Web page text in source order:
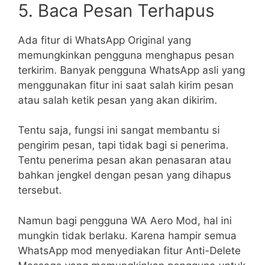
5. Baca Pesan Terhapus
Ada fitur di WhatsApp Original yang
memungkinkan pengguna menghapus pesan
terkirim. Banyak pengguna WhatsApp asli yang
menggunakan fitur ini saat salah kirim pesan
atau salah ketik pesan yang akan dikirim.
Tentu saja, fungsi ini sangat membantu si
pengirim pesan, tapi tidak bagi si penerima.
Tentu penerima pesan akan penasaran atau
bahkan jengkel dengan pesan yang dihapus
tersebut.
Namun bagi pengguna WA Aero Mod, hal ini
mungkin tidak berlaku. Karena hampir semua
WhatsApp mod menyediakan fitur Anti-Delete